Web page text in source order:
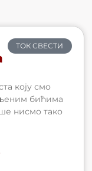
ТОК СВЕСТИ
коју смо
бићима
нисмо тако